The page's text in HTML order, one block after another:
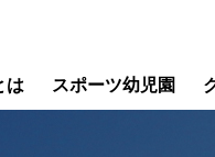
は スポーツ幼児園